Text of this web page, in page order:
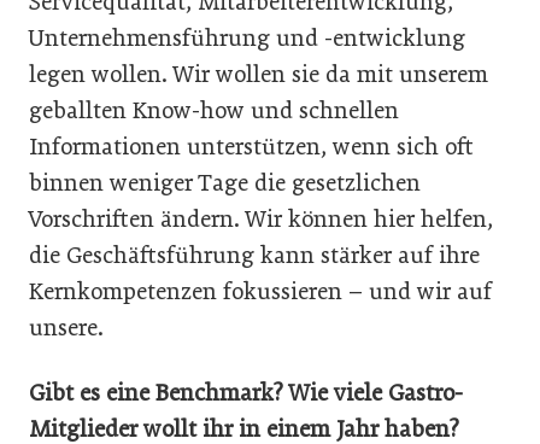
Unternehmensführung und -entwicklung
legen wollen. Wir wollen sie da mit unserem
geballten Know-how und schnellen
Informationen unterstützen, wenn sich oft
binnen weniger Tage die gesetzlichen
Vorschriften ändern. Wir können hier helfen,
die Geschäftsführung kann stärker auf ihre
Kernkompetenzen fokussieren – und wir auf
unsere.
Gibt es eine Benchmark? Wie viele Gastro-
Mitglieder wollt ihr in einem Jahr haben?